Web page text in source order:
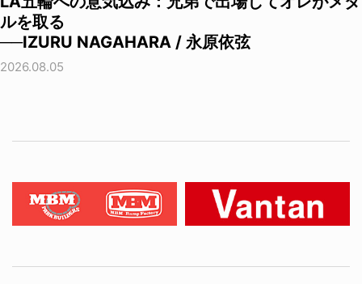
ルを取る
──IZURU NAGAHARA / 永原依弦
2026.08.05